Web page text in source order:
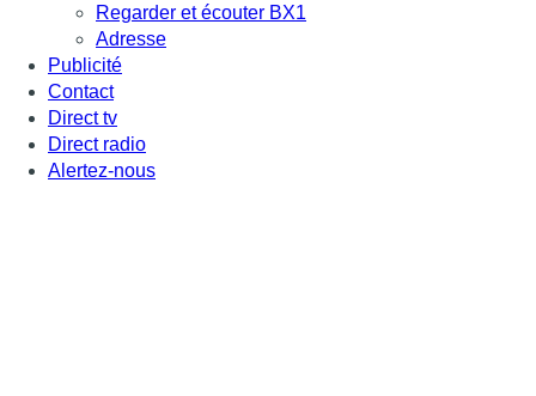
Regarder et écouter BX1
Adresse
Publicité
Contact
Direct tv
Direct radio
Alertez-nous